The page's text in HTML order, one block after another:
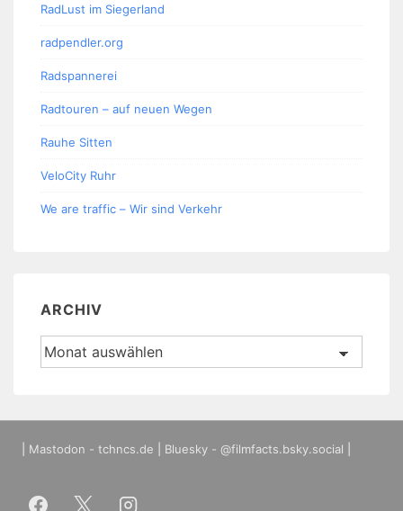
RadLust im Siegerland
radpendler.org
Radspannerei
Radtouren – auf neuen Wegen
Rauhe Sitten
VeloCity Ruhr
We are traffic – Wir sind Verkehr
ARCHIV
Archiv
Mastodon - tchncs.de Bluesky - @filmfacts.bsky.social